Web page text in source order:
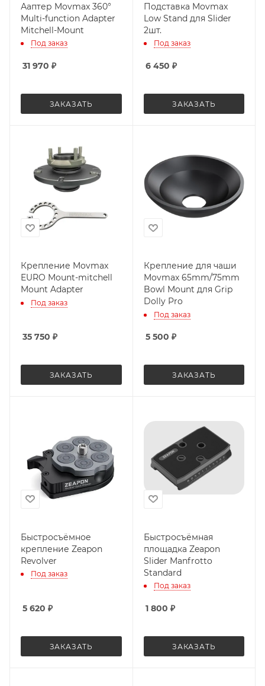
Ааптер Movmax 360°
Multi-function Adapter
Mitchell-Mount
Под заказ
31 970 ₽
ЗАКАЗАТЬ
Подставка Movmax
Low Stand для Slider
2шт.
Под заказ
6 450 ₽
ЗАКАЗАТЬ
Крепление Movmax
EURO Mount-mitchell
Mount Adapter
Под заказ
35 750 ₽
ЗАКАЗАТЬ
Крепление для чаши
Movmax 65mm/75mm
Bowl Mount для Grip
Dolly Pro
Под заказ
5 500 ₽
ЗАКАЗАТЬ
Быстросъёмное
крепление Zeapon
Revolver
Под заказ
5 620 ₽
ЗАКАЗАТЬ
Быстросъёмная
площадка Zeapon
Slider Manfrotto
Standard
Под заказ
1 800 ₽
ЗАКАЗАТЬ